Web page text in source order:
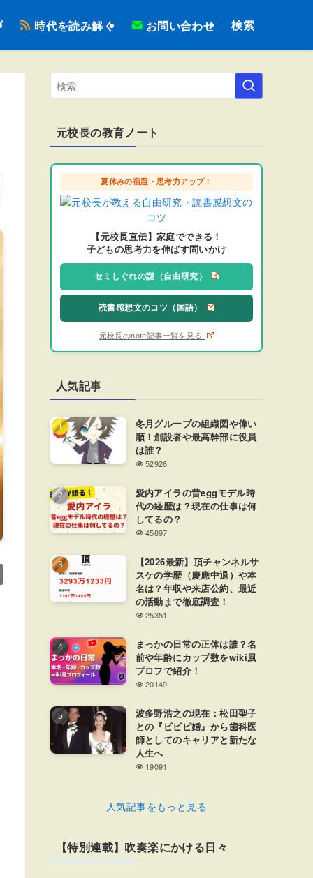
時代を読み解く お問い合わせ 検索
元校長の教育ノート
夏休みの宿題・思考力アップ！
【元校長直伝】家庭でできる！
子どもの思考力を伸ばす問いかけ
セミしぐれの謎（自由研究）
読書感想文のコツ（国語）
元校長のnote記事一覧を見る
人気記事
冬月グループの組織図や偉い
順！創設者や最高幹部に役員
は誰？
52926
愛内アイラの昔eggモデル時
代の経歴は？現在の仕事は何
してるの？
45897
【2026最新】頂チャンネルサ
スケの学歴（慶應中退）や本
名は？年収や来店公約、最近
の活動まで徹底調査！
25351
まっかの日常の正体は誰？名
前や年齢にカップ数をwiki風
プロフで紹介！
20149
波多野浩之の現在：松田聖子
との『ビビビ婚』から歯科医
師としてのキャリアと新たな
人生へ
19091
人気記事をもっと見る
【特別連載】吹奏楽にかける日々